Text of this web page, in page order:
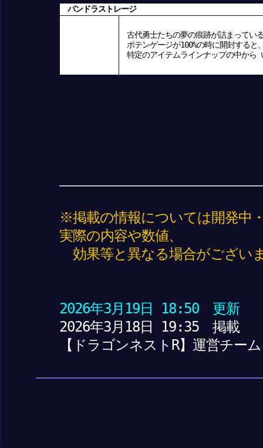
パンドラストレージ
古代勇士たちの夢の痕跡が詰まってい
ポテンゲージが100%の時に開封すると
特定のアイテムラインナップの中から
※掲載の情報については開発中
実際の内容や数値、
効果等と異なる場合がござい
2026年3月19日 18:50 更新
2026年3月18日 19:35 掲載
【ドラゴンネストR】運営チーム